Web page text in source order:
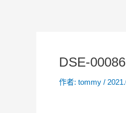
DSE-
作者: tommy /